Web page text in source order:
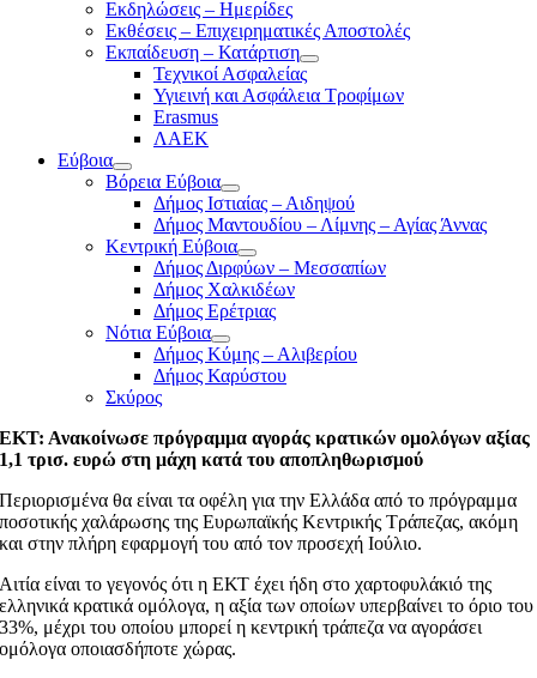
Εκδηλώσεις – Ημερίδες
Εκθέσεις – Επιχειρηματικές Αποστολές
Εκπαίδευση – Κατάρτιση
Τεχνικοί Ασφαλείας
Υγιεινή και Ασφάλεια Τροφίμων
Erasmus
ΛΑΕΚ
Εύβοια
Βόρεια Εύβοια
Δήμος Ιστιαίας – Αιδηψού
Δήμος Μαντουδίου – Λίμνης – Αγίας Άννας
Κεντρική Εύβοια
Δήμος Διρφύων – Μεσσαπίων
Δήμος Χαλκιδέων
Δήμος Ερέτριας
Νότια Εύβοια
Δήμος Κύμης – Αλιβερίου
Δήμος Καρύστου
Σκύρος
ΕΚΤ: Ανακοίνωσε πρόγραμμα αγοράς κρατικών ομολόγων αξίας
1,1 τρισ. ευρώ στη μάχη κατά του αποπληθωρισμού
Περιορισμένα θα είναι τα οφέλη για την Ελλάδα από το πρόγραμμα
ποσοτικής χαλάρωσης της Ευρωπαϊκής Κεντρικής Τράπεζας, ακόμη
και στην πλήρη εφαρμογή του από τον προσεχή Ιούλιο.
Αιτία είναι το γεγονός ότι η ΕΚΤ έχει ήδη στο χαρτοφυλάκιό της
ελληνικά κρατικά ομόλογα, η αξία των οποίων υπερβαίνει το όριο του
33%, μέχρι του οποίου μπορεί η κεντρική τράπεζα να αγοράσει
ομόλογα οποιασδήποτε χώρας.